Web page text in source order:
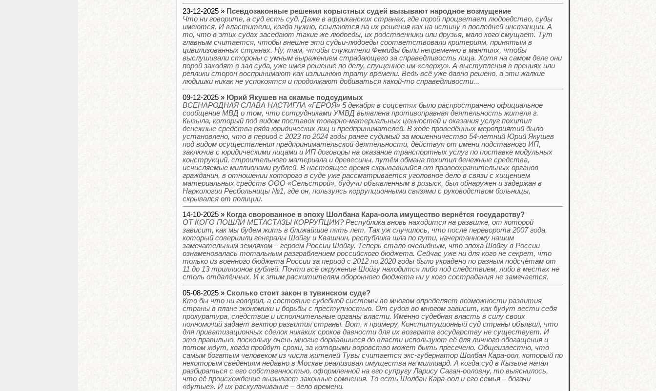
23-12-2025 » Псевдозаконные решения корыстных судей вызывают народное возмущение
Что ни говорите, а суд есть суд. Даже в африканских странах, где порой процветает людоедство, суды
имеются. И властители, когда нужно, ссылаются на их решения как на истину в последней инстанции. А
то, что в этих судах заседают такие же людоеды, их родственники или друзья, мало кого смущает. Тут
главным считается, чтобы внешне эти судьи-людоеды соответствовали критериям, принятым в
цивилизованных странах. Ну, там, чтобы служители Фемиды были непременно в мантиях, чтобы
выслушивали стороны с умным выражением страдающего за справедливость лица. Хотя на самом деле они
порой заходят в зал суда, уже имея решение по делу, спущенное им «сверху». А выступления в прениях или
реплики сторон воспринимают как излишнюю трату времени. Ведь всё уже давно решено, а эти жалкие
людишки никак не успокоятся и продолжают добиваться какой-то справедливости...
09-12-2025 » Юрий Якушев на скамье подсудимых
ВСЕНАРОДНАЯ СЛАВА НАСТИГЛА «ГЕРОЯ» 5 декабря в соцсетях было распространено официальное
сообщение МВД о том, что сотрудниками УМВД выявлена противоправная деятельность жителя г.
Кызыла, который под видом поставок товарно-материальных ценностей и оказания услуг похитил
денежные средства ряда юридических лиц и предпринимателей. В ходе проведённых мероприятий было
установлено, что в период с 2023 по 2024 годы ранее судимый за мошенничество 54-летний Юрий Якушев
под видом осуществления предпринимательской деятельности, действуя от имени подставного ИП,
заключив с юридическими лицами и ИП договоры на оказание транспортных услуг по поставке модульных
конструкций, строительного материала и древесины, путём обмана похитил денежные средства,
исчисляемые миллионами рублей. В настоящее время скрывавшийся от правоохранительных органов
гражданин, в отношении которого в суде уже рассматривается уголовное дело в связи с хищением
материальных средств ООО «Сельстрой», будучи объявленным в розыск, был обнаружен и задержан в
Наркологии Ресбольницы №1, где он, пользуясь коррупционными связями с руководством больницы,
скрывался от полиции.
14-10-2025 » Когда сворованное в эпоху Шолбана Кара-оола имущество вернётся государству?
ОТ КОГО ПОШЛИ МЕТАСТАЗЫ КОРРУПЦИИ? Республика вновь находится на развилке, от которой
зависит, как мы будем жить в ближайшие пять лет. Так уж случилось, что после переворота 2007 года,
который совершили генералы Шойгу и Квашнин, республика шла по пути, начертанному нашим
замечательным земляком – героем России Шойгу. Теперь стало очевидным, что эпоха Шойгу в России
ознаменовалась тотальным разграблением российского бюджета. Сейчас уже ни для кого не секрет, что
только из военного бюджета России за период с 2012 по 2020 годы было украдено по разным подсчётам от
11 до 13 триллионов рублей. Почти всё окружение Шойгу находится либо под следствием, либо в местах не
столь отдалённых. И к этим расхитителям оборонного бюджета ни у кого сострадания не замечается.
05-08-2025 » Сколько стоит закон в тувинском суде?
Кто бы что ни говорил, а состояние судебной системы во многом определяет возможности развития
страны в плане экономики и борьбы с преступностью. От судов во многом зависит, как будут вести себя
прокуратура, следствие и исполнительные органы власти. Именно судебная власть в силу своих
полномочий задаёт вектор развития страны. Вот, к примеру, Конституционный суд страны объявил, что
для приватизационных сделок никаких сроков давности для их возврата государству не существует. И
это правильно, поскольку очень многие дорвавшиеся до власти используют её для личного обогащения и
потом ждут, когда пройдут сроки, за которыми воровство может быть пресечено. Общеизвестно, что
самым богатым человеком из числа жителей Тувы считается экс-губернатор Шолбан Кара-оол, который по
некоторым сведениям недавно в Москве реализовал имущества на миллиард. А когда суд в Кызыле начал
разбираться с его собственностью, оформленной на его супругу Ларису Саган-ооловну, то выяснилось,
что её происхождение вызывает законные сомнения. То есть Шолбан Кара-оол и его семья – богачи
«дутые». И их раскулачивание – дело времени.